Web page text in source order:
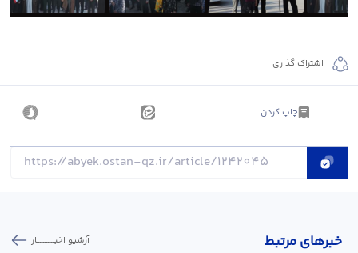
اشتراک گذاری
چاپ کردن
خبر‌های مرتبط آرشیو اخبـــــــــــار